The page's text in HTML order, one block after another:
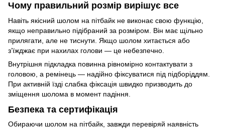
Чому правильний розмір вирішує все
Навіть якісний шолом на пітбайк не виконає свою функцію,
якщо неправильно підібраний за розміром. Він має щільно
прилягати, але не тиснути. Якщо шолом хитається або
з’їжджає при нахилах голови — це небезпечно.
Внутрішня підкладка повинна рівномірно контактувати з
головою, а ремінець — надійно фіксуватися під підборіддям.
При активній їзді слабка фіксація швидко призводить до
зміщення шолома в момент падіння.
Безпека та сертифікація
Обираючи шолом на пітбайк, завжди перевіряй наявність